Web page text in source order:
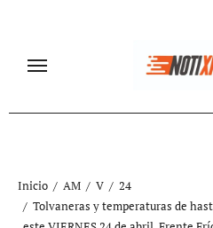
contenido
Inicio AM V
24
Tolvaneras y temperaturas de